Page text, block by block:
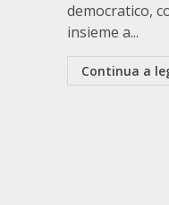
democratico,
insieme a...
Continua a